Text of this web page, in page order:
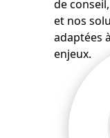
de
et nos
adaptées
enjeux.